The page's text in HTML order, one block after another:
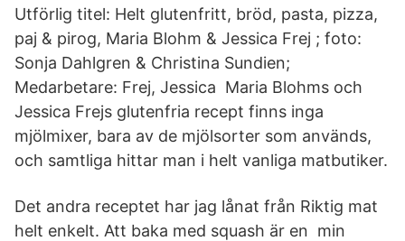
Utförlig titel: Helt glutenfritt, bröd, pasta, pizza,
paj & pirog, Maria Blohm & Jessica Frej ; foto:
Sonja Dahlgren & Christina Sundien;
Medarbetare: Frej, Jessica Maria Blohms och
Jessica Frejs glutenfria recept finns inga
mjölmixer, bara av de mjölsorter som används,
och samtliga hittar man i helt vanliga matbutiker.
Det andra receptet har jag lånat från Riktig mat
helt enkelt. Att baka med squash är en min